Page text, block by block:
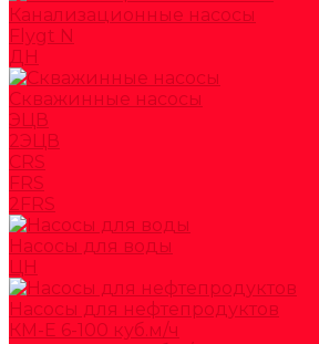
Канализационные насосы
Flygt N
ДН
Скважинные насосы
ЭЦВ
2ЭЦВ
CRS
FRS
2FRS
Насосы для воды
ЦН
Насосы для нефтепродуктов
КМ-Е 6-100 куб.м/ч